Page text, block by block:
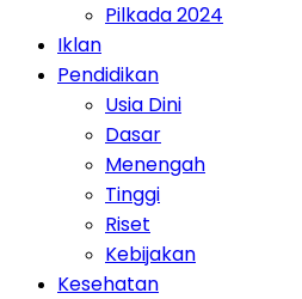
Pilkada 2024
Iklan
Pendidikan
Usia Dini
Dasar
Menengah
Tinggi
Riset
Kebijakan
Kesehatan